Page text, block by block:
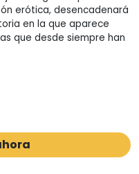
erótica, desencadenará
en la que aparece
que desde siempre han